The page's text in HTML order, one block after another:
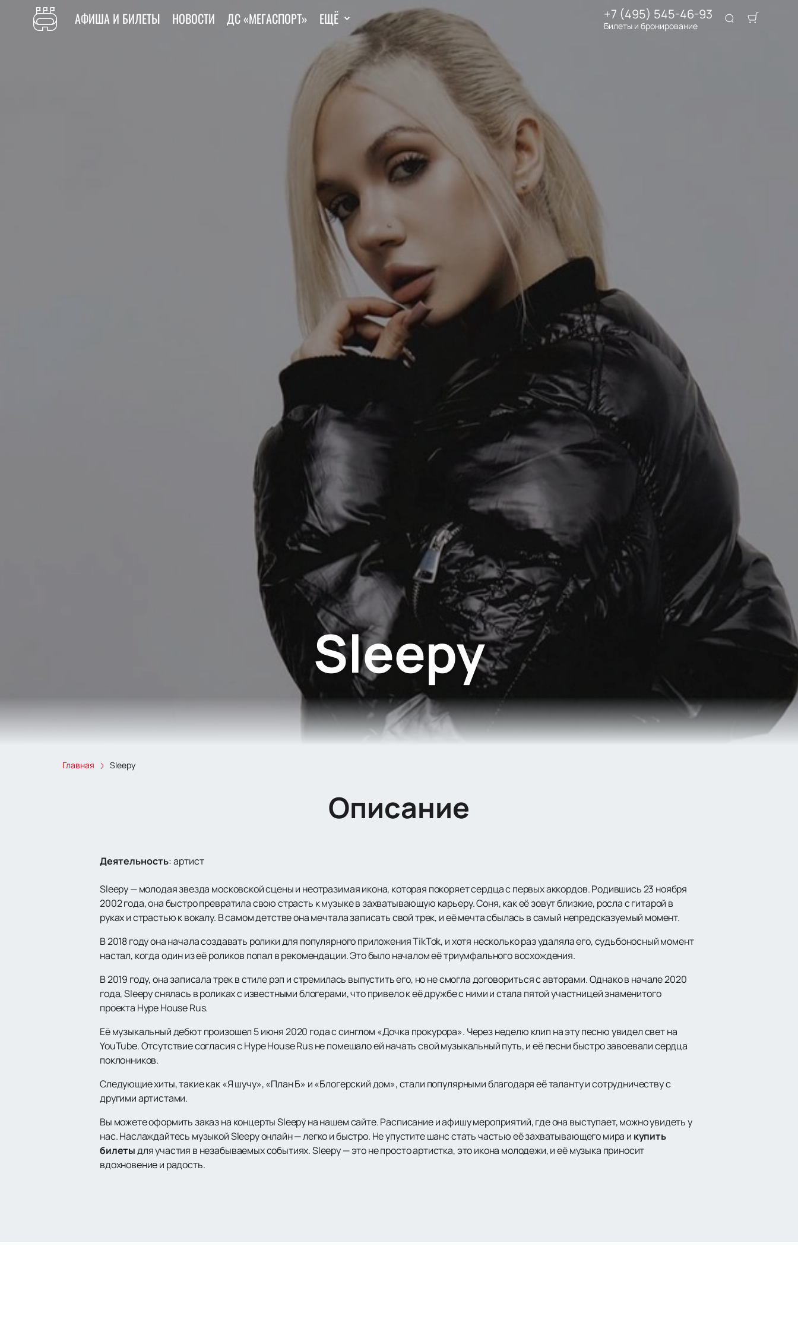
АФИША И БИЛЕТЫ НОВОСТИ ДС «МЕГАСПОРТ» ЕЩЁ +7 (495) 545-46-93
Билеты и бронирование
Sleepy
Главная Sleepy
Описание
Деятельность:артист
Sleepy — молодая звезда московской сцены и неотразимая икона, которая покоряет сердца с первых аккордов. Родившись 23 ноября
2002 года, она быстро превратила свою страсть к музыке в захватывающую карьеру. Соня, как её зовут близкие, росла с гитарой в
руках и страстью к вокалу. В самом детстве она мечтала записать свой трек, и её мечта сбылась в самый непредсказуемый момент.
В 2018 году она начала создавать ролики для популярного приложения TikTok, и хотя несколько раз удаляла его, судьбоносный момент
настал, когда один из её роликов попал в рекомендации. Это было началом её триумфального восхождения.
В 2019 году, она записала трек в стиле рэп и стремилась выпустить его, но не смогла договориться с авторами. Однако в начале 2020
года, Sleepy снялась в роликах с известными блогерами, что привело к её дружбе с ними и стала пятой участницей знаменитого
проекта Hype House Rus.
Её музыкальный дебют произошел 5 июня 2020 года с синглом «Дочка прокурора». Через неделю клип на эту песню увидел свет на
YouTube. Отсутствие согласия с Hype House Rus не помешало ей начать свой музыкальный путь, и её песни быстро завоевали сердца
поклонников.
Следующие хиты, такие как «Я шучу», «План Б» и «Блогерский дом», стали популярными благодаря её таланту и сотрудничеству с
другими артистами.
Вы можете оформить заказ на концерты Sleepy на нашем сайте. Расписание и афишу мероприятий, где она выступает, можно увидеть у
нас. Наслаждайтесь музыкой Sleepy онлайн — легко и быстро. Не упустите шанс стать частью её захватывающего мира и купить
билетыдля участия в незабываемых событиях. Sleepy — это не просто артистка, это икона молодежи, и её музыка приносит
вдохновение и радость.